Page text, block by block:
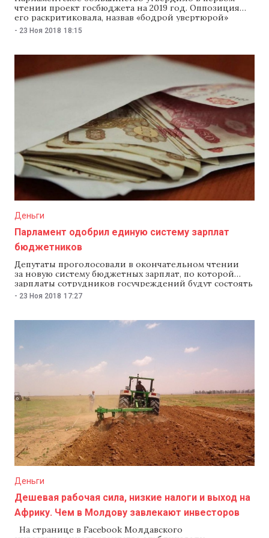
чтении проект госбюджета на 2019 год. Оппозиция
его раскритиковала, назвав «бодрой увертюрой»
предвыборного характера и бюджетом выживания, а
помощи и раскритиковали финансовую зависимость
регионов от центра и привычку правительства жить в
долг. Министр
- 23 Ноя 2018 18:15
Деньги
Парламент одобрил единую систему зарплат
бюджетников
Депутаты проголосовали в окончательном чтении
за новую систему бюджетных зарплат, по которой
зарплаты сотрудников госучреждений будут состоять
из фиксированной и изменяемой частей. Изменяемая
окладов бюджетников составит 1500 леев.
Об этом сообщает пресс-служба парламента. Новая
документу, единая система зарплат бюджетников
предполагает, что они
- 23 Ноя 2018 17:27
Деньги
Дешевая рабочая сила, низкие налоги и выход на
Африку. Чем в Молдову завлекают инвесторов
На странице в Facebook Молдавского